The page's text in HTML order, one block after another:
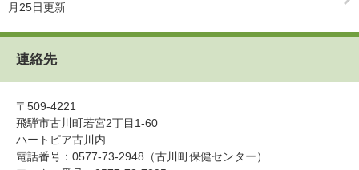
月25日更新
連絡先
〒509-4221
飛騨市古川町若宮2丁目1-60
ハートピア古川内
電話番号：0577-73-2948 （古川町保健センター）